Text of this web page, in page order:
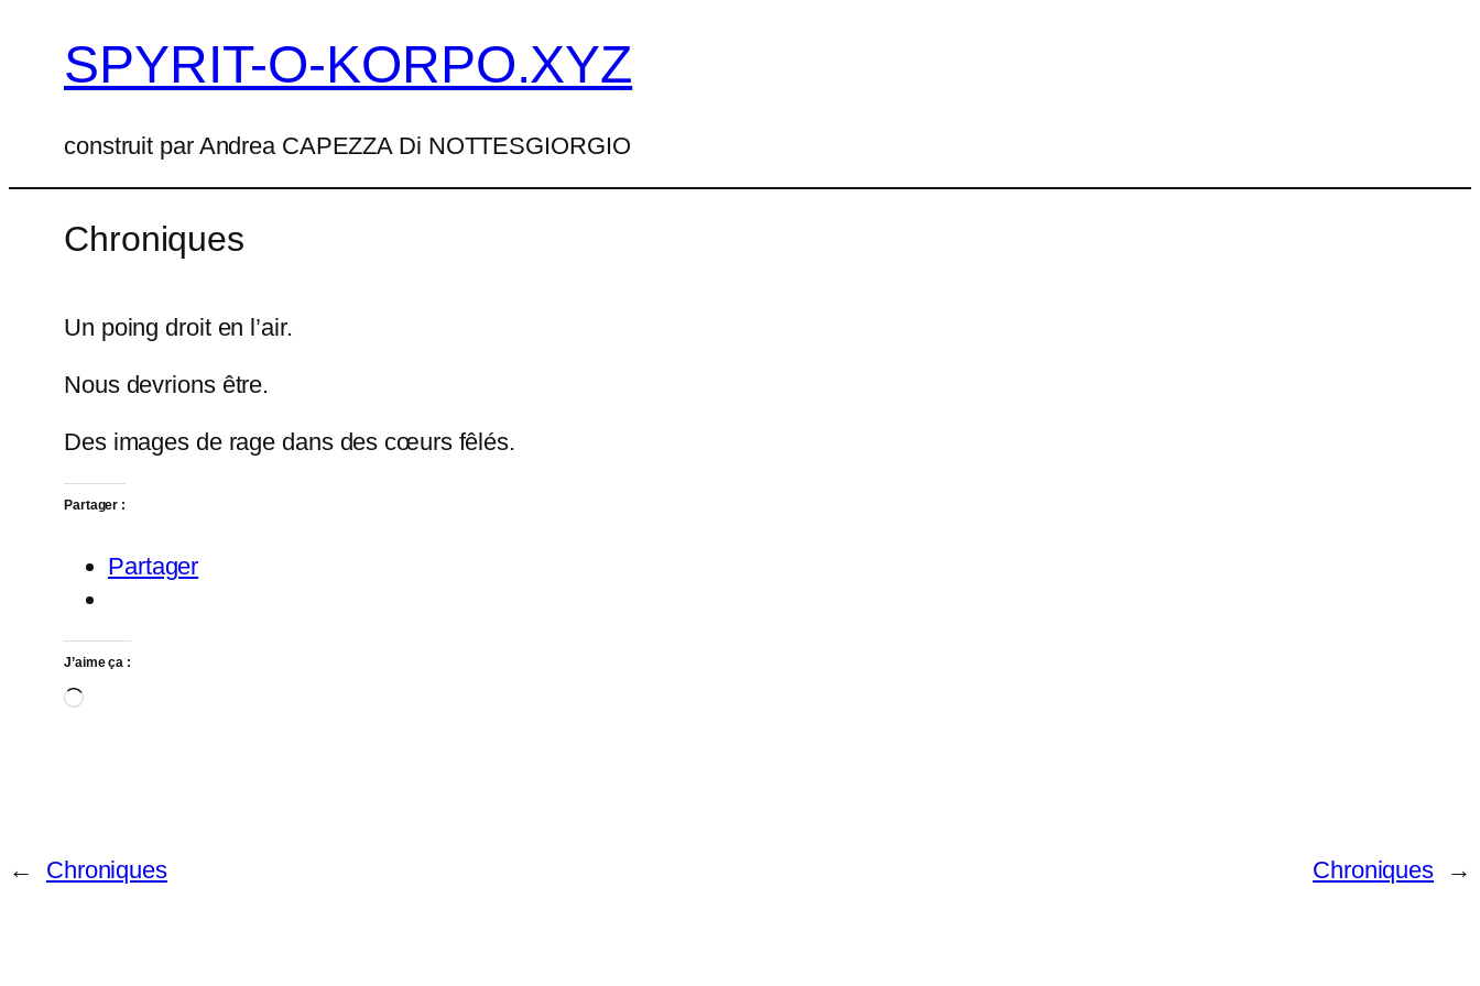
SPYRIT-O-KORPO.XYZ
construit par Andrea CAPEZZA Di NOTTESGIORGIO
Chroniques
Un poing droit en l’air.
Nous devrions être.
Des images de rage dans des cœurs fêlés.
Partager :
Partager
J’aime ça :
Chargement…
← Chroniques Chroniques →